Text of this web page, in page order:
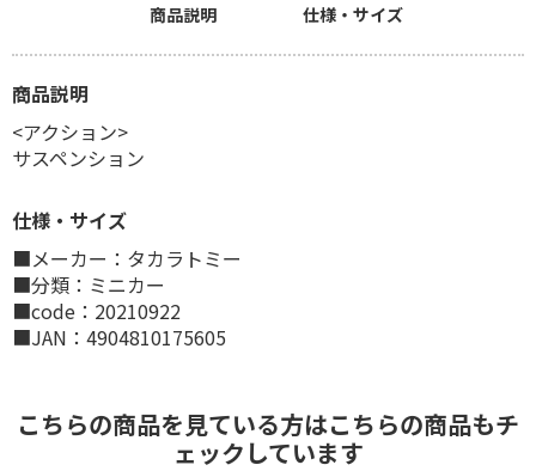
商品説明 仕様・サイズ
商品説明
<アクション>
サスペンション
仕様・サイズ
■メーカー：タカラトミー
■分類：ミニカー
■code：20210922
■JAN：4904810175605
こちらの商品を見ている方はこちらの商品もチ
ェックしています